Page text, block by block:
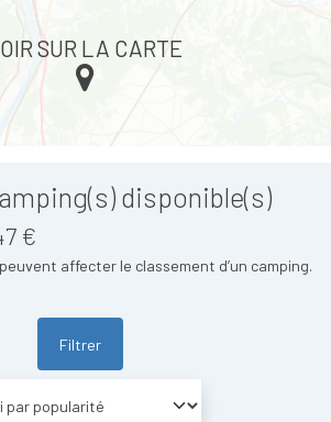
disponible(s)
€
affecter le classement d’un camping.
Filtrer
SUR LA CARTE